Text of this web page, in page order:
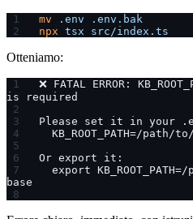
mv .env .env.bak
npx tsx src/index.ts
Otteniamo:
❌ FATAL ERROR:
is required
Please set it in your
KB_ROOT_PATH=/path/
Or export it:
export KB_ROOT_PATH=/
base